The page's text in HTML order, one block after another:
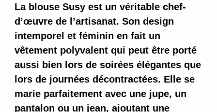
La blouse Susy est un véritable chef-
d’œuvre de l’artisanat. Son design
intemporel et féminin en fait un
vêtement polyvalent qui peut être porté
aussi bien lors de soirées élégantes que
lors de journées décontractées. Elle se
marie parfaitement avec une jupe, un
pantalon ou un jean, ajoutant une